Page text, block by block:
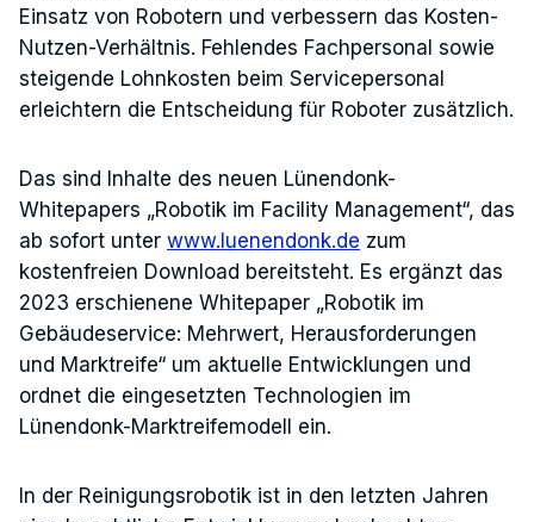
Einsatz von Robotern und verbessern das Kosten-
Nutzen-Verhältnis. Fehlendes Fachpersonal sowie
steigende Lohnkosten beim Servicepersonal
erleichtern die Entscheidung für Roboter zusätzlich.
Das sind Inhalte des neuen Lünendonk-
Whitepapers „Robotik im Facility Management“, das
ab sofort unter www.luenendonk.de zum
kostenfreien Download bereitsteht. Es ergänzt das
2023 erschienene Whitepaper „Robotik im
Gebäudeservice: Mehrwert, Herausforderungen
und Marktreife“ um aktuelle Entwicklungen und
ordnet die eingesetzten Technologien im
Lünendonk-Marktreifemodell ein.
In der Reinigungsrobotik ist in den letzten Jahren